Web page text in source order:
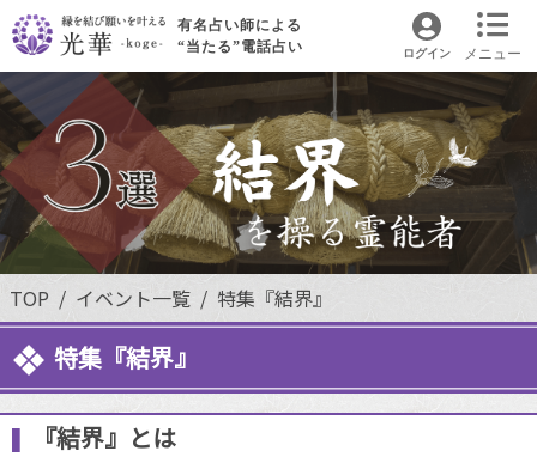
メニュー
有名占い師による
“当たる”電話占い
ログイン
TOP イベント一覧 特集『結界』
特集『結界』
『結界』とは